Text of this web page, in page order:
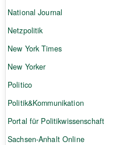
National Journal
Netzpolitik
New York Times
New Yorker
Politico
Politik&Kommunikation
Portal für Politikwissenschaft
Sachsen-Anhalt Online